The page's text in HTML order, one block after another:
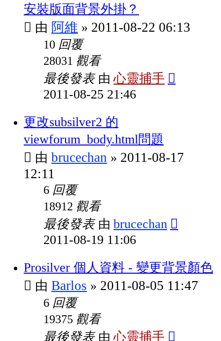
安裝版面背景外掛？
由 阿維 » 2011-08-22 06:13
10 回覆
28031 觀看
最後發表 由心靈捕手
2011-08-25 21:46
更改subsilver2 的
viewforum_body.html問題
由 brucechan » 2011-08-17
12:11
6 回覆
18912 觀看
最後發表 由 brucechan
2011-08-19 11:06
Prosilver 個人資料 - 變更背景顏色
由 Barlos » 2011-08-05 11:47
6 回覆
19375 觀看
最後發表 由心靈捕手